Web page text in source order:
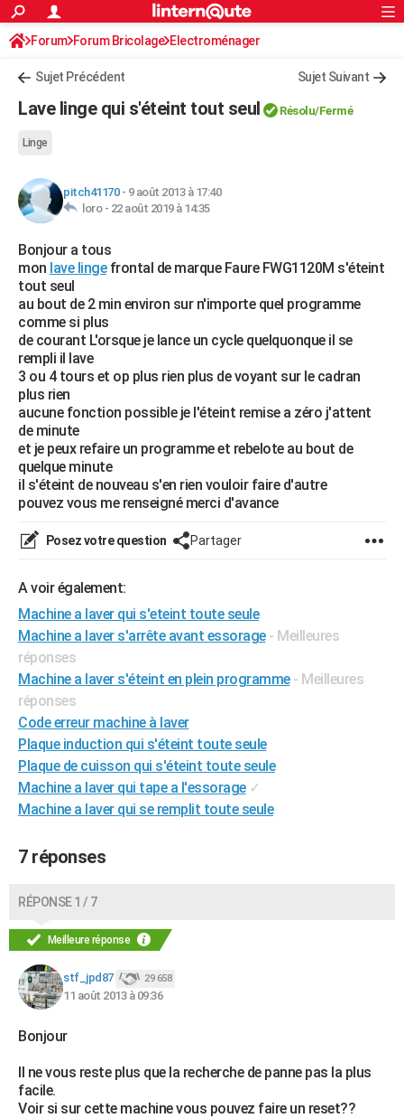
ACTUALITÉS
Politique
Société
Faits Divers
Education
Monde
Villes
+
Essais
Réserver un essai
Citadines
Berlines
SUV
Forum auto
+HIGH-TECH
BRICOLAGE
Forum
Aménagement intérieur
Extérieur
Cuisine
Salle de bains
Jardinage
Rangement
WEEK-END
Guides de France
Escapades
Patrimoine
Expositions
Musées
Week-end nature
+LIFESTYLE
Art de vivre
Bien-être
Loisirs
Mode
Modes de vie
SANTE
Alimentation
Guide de la santé
Maladies
Médicaments
Sommeil
VOYAGE
Destinations
City break
Voyage nature
Voyage de noces
Forum
Climat
PHOTO
GUIDES D'ACHAT
BONS PLANS
CARTE DE VOEUX
Dictionnaire
Biographies
Citations
Expressions
Proverbes
PROGRAMME TV
COPAINS D'AVANT
S'inscrire
Se connecter
Lycées
Collèges
Primaires
Universités
Entreprises
Service militaire
Avis de recherche
AVIS DE DÉCÈS
FORUM
Bricolage
Lifestyle
Culture
Sport
Auto
Television
Voyage
Cinema
S'inscrire
Connexion
Forum Forum Bricolage Electroménager
Sujet Précédent Sujet Suivant
Lave linge qui s'éteint tout seul Résolu/Fermé
Linge
pitch41170- 9 août 2013 à 17:40
loro - 22 août 2019 à 14:35
Bonjour a tous
mon lave lingefrontal de marque Faure FWG1120M s'éteint
tout seul
au bout de 2 min environ sur n'importe quel programme
comme si plus
de courant L'orsque je lance un cycle quelquonque il se
rempli il lave
3 ou 4 tours et op plus rien plus de voyant sur le cadran
plus rien
aucune fonction possible je l'éteint remise a zéro j'attent
de minute
et je peux refaire un programme et rebelote au bout de
quelque minute
il s'éteint de nouveau s'en rien vouloir faire d'autre
pouvez vous me renseigné merci d'avance
Posez votre question Partager
A voir également:
Machine a laver qui s'eteint toute seule
Machine a laver s'arrête avant essorage - Meilleures
réponses
Machine a laver s'éteint en plein programme - Meilleures
réponses
Code erreur machine à laver
Plaque induction qui s'éteint toute seule
Plaque de cuisson qui s'éteint toute seule
Machine a laver qui tape a l'essorage ✓
Machine a laver qui se remplit toute seule
7 réponses
RÉPONSE 1 / 7
Meilleure réponse
stf_jpd87 29 658
11 août 2013 à 09:36
Bonjour
Il ne vous reste plus que la recherche de panne pas la plus
facile.
Voir si sur cette machine vous pouvez faire un reset??